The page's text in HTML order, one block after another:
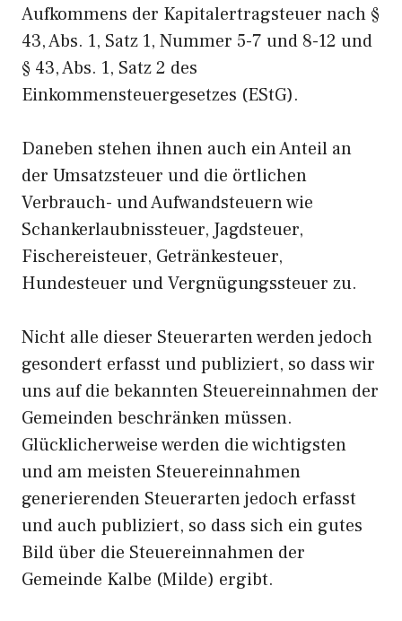
Aufkommens der Kapitalertragsteuer nach §
43, Abs. 1, Satz 1, Nummer 5-7 und 8-12 und
§ 43, Abs. 1, Satz 2 des
Einkommensteuergesetzes (EStG).
Daneben stehen ihnen auch ein Anteil an
der Umsatzsteuer und die örtlichen
Verbrauch- und Aufwandsteuern wie
Schankerlaubnissteuer, Jagdsteuer,
Fischereisteuer, Getränkesteuer,
Hundesteuer und Vergnügungssteuer zu.
Nicht alle dieser Steuerarten werden jedoch
gesondert erfasst und publiziert, so dass wir
uns auf die bekannten Steuereinnahmen der
Gemeinden beschränken müssen.
Glücklicherweise werden die wichtigsten
und am meisten Steuereinnahmen
generierenden Steuerarten jedoch erfasst
und auch publiziert, so dass sich ein gutes
Bild über die Steuereinnahmen der
Gemeinde Kalbe (Milde) ergibt.